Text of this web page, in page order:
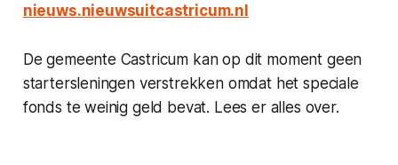
nieuws.nieuwsuitcastricum.nl
De gemeente Castricum kan op dit moment geen
startersleningen verstrekken omdat het speciale
fonds te weinig geld bevat. Lees er alles over.